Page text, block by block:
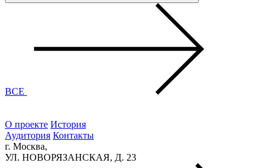
ВСЕ
О проекте История
Аудитория Контакты
г. Москва,
УЛ. НОВОРЯЗАНСКАЯ, Д. 23